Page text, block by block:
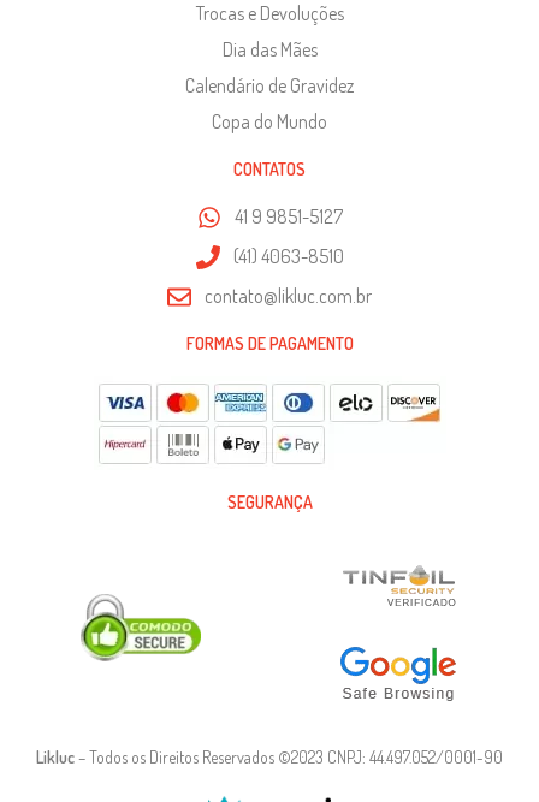
Trocas e Devoluções
Dia das Mães
Calendário de Gravidez
Copa do Mundo
CONTATOS
41 9 9851-5127
(41) 4063-8510
contato@likluc.com.br
FORMAS DE PAGAMENTO
SEGURANÇA
Likluc– Todos os Direitos Reservados ©2023 CNPJ: 44.497.052/0001-90